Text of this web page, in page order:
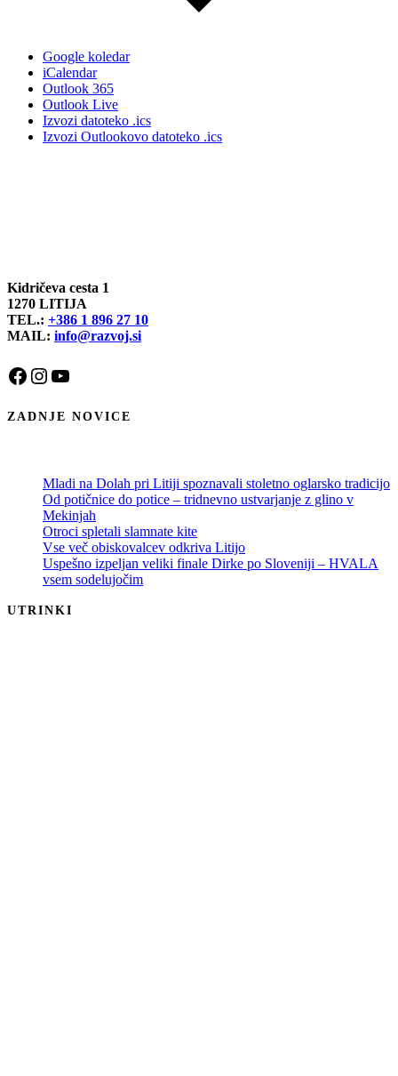
Google koledar
iCalendar
Outlook 365
Outlook Live
Izvozi datoteko .ics
Izvozi Outlookovo datoteko .ics
Kidričeva cesta 1
1270 LITIJA
TEL.: +386 1 896 27 10
MAIL: info@razvoj.si
Facebook
Instagram
YouTube
ZADNJE NOVICE
Mladi na Dolah pri Litiji spoznavali stoletno oglarsko tradicijo
Od potičnice do potice – tridnevno ustvarjanje z glino v
Mekinjah
Otroci spletali slamnate kite
Vse več obiskovalcev odkriva Litijo
Uspešno izpeljan veliki finale Dirke po Sloveniji – HVALA
vsem sodelujočim
UTRINKI